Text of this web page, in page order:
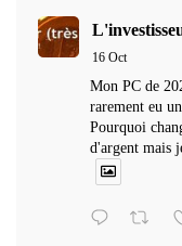
16 Oct
Mon PC de
rarement eu
Pourquoi
d'argent mais